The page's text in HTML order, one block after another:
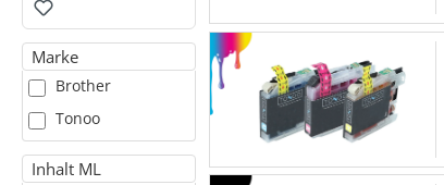
Marke
Brother
Tonoo
Inhalt ML